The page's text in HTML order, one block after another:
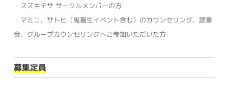
・スズキチサ サークルメンバーの方
・マミコ、サトヒ（鬼畜生イベント含む）のカウンセリング、読書
会、グループカウンセリングへご参加いただいた方
募集定員